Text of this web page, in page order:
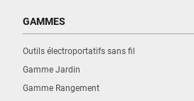
GAMMES
Outils électroportatifs sans fil
Gamme Jardin
Gamme Rangement